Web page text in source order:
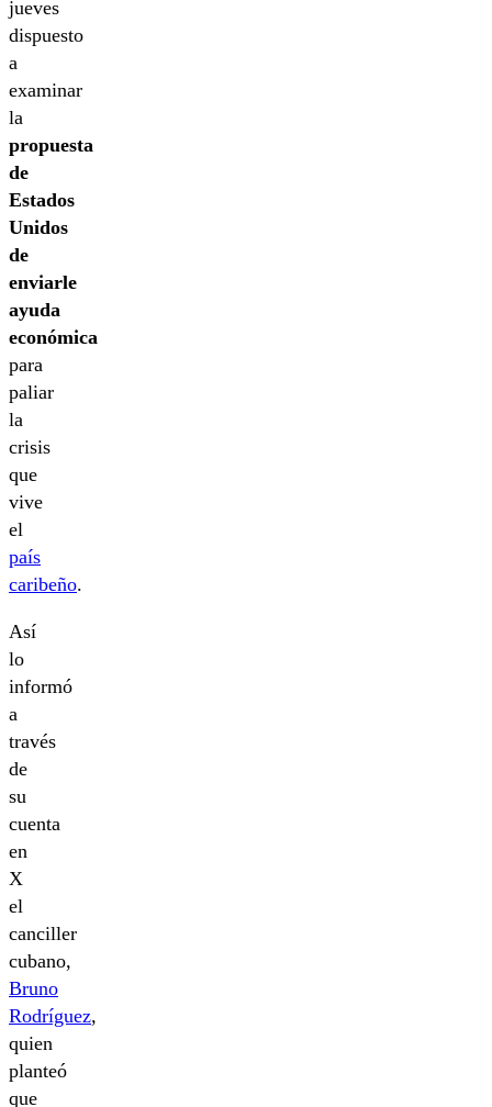
jueves
dispuesto
a
examinar
la
propuesta
de
Estados
Unidos
de
enviarle
ayuda
económica
para
paliar
la
crisis
que
vive
el
país
caribeño.
Así
lo
informó
a
través
de
su
cuenta
en
X
el
canciller
cubano,
Bruno
Rodríguez,
quien
planteó
que